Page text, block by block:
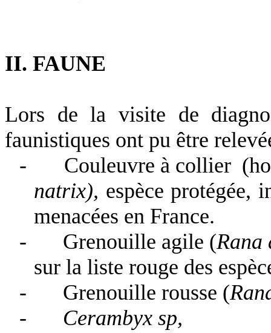
II. FAUNE
Lors de la visite de
faunistiques ont pu être
-
Couleuvre à collier
natrix), espèce protégée,
menacées en France.
-
Grenouille agile (Rana
sur la liste rouge des
-
Grenouille rousse (
-
Cerambyx sp,